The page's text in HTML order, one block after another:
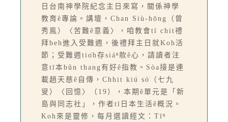
日台南神學院紀念主日來寫，關係神學
教育ê專論。講壇，Chan Siù-hōng（曾
秀鳯）〈苦難ê意義〉，咱教會tī chit禮
拜beh進入受難週，後禮拜主日就Koh活
節；受難週tio̍h存siáⁿ款ê心，請讀者注
意tī本bûn thang有好ê指教。Sòa接是連
載趙天慈ê自傳，Chhit kiú só͘（七九
叟）〈回憶〉（19），本期ê單元是「新
島與同志社」，作者tī日本生活ê概況。
Koh來是靈修，每月選讀經文：Tīⁿ